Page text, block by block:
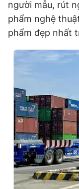
người mẫu, rút
phẩm nghệ
phẩm đẹp nhất